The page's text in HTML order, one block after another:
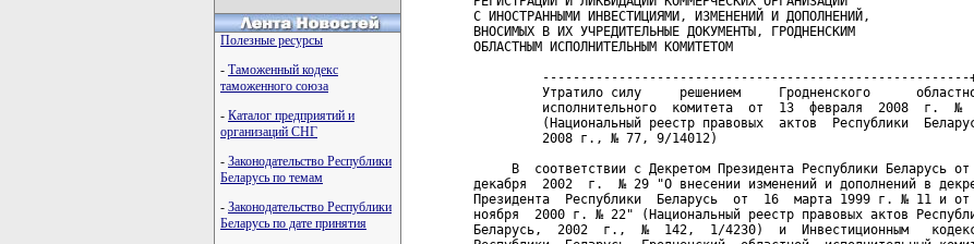
Полезные ресурсы
- Таможенный кодекс
таможенного союза
- Каталог предприятий и
организаций СНГ
- Законодательство Республики
Беларусь по темам
- Законодательство Республики
Беларусь по дате принятия